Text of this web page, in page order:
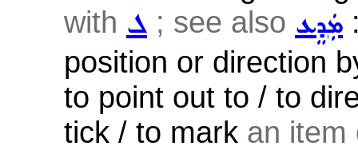
with ܠ ; see also ܡܲܕܸܥ
position or direction
to point out to / to
tick / to mark an item